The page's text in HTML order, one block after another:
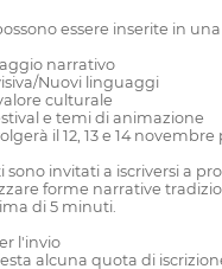
essere inserite in
narrativo
Nuovi linguaggi
culturale
e temi di animazione
il 12, 13 e 14
sono invitati a iscriversi a
forme narrative
di 5 minuti.
l'invio
alcuna quota di